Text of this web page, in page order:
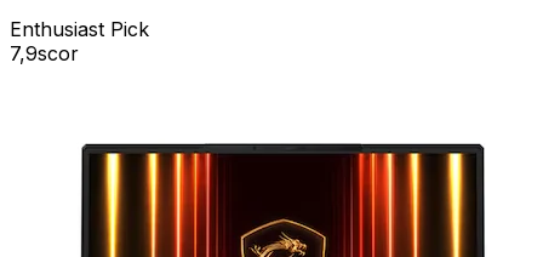
Enthusiast Pick
7,9scor